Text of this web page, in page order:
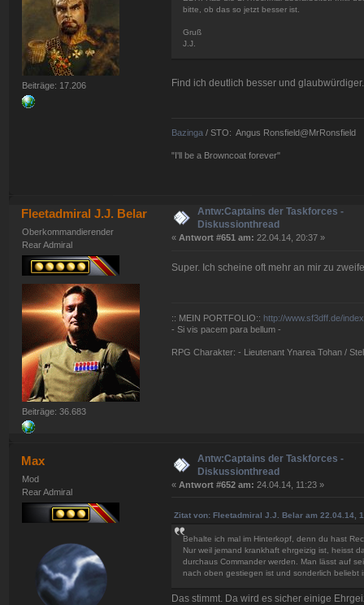
Beiträge: 17.206
bitte, ob das so jetzt besser ist.
Gruß
J.J.
Find ich deutlich besser und
Bazinga/ STO: Angus Ronsfield@MrRonsfield
"I'll be a Browncoat forever"
Fleetadmiral J.J. Belar
Oberkommandierender
Rear Admiral
Beiträge: 36.683
Antw:Captains der Taskforces -
Diskussionthread
« Antwort #651 am: 22.04.14, 20:37 »
Super. Ich scheine oft mehr an mir zu
:: MEIN PORTFOLIO:: http://www.sf3dff.de/
- Si vis pacem para bellum -
RPG Charakter: - Lieutenant Ynarea Tohan /
Max
Mod
Rear Admiral
Antw:Captains der Taskforces -
Diskussionthread
« Antwort #652 am: 24.04.14, 11:23 »
Zitat von: Fleetadmiral J.J. Belar am 22.04.14,
Behalte ich mal im Hinterkopf, denn du hast
Nur weil jemand krankhaft ehrgeizig ist, heisst
durchaus Commander werden. Man lässt auf
nach oben gestiegen ist und sonderlich beliebt
Das stimmt. Da wird es sicher einige